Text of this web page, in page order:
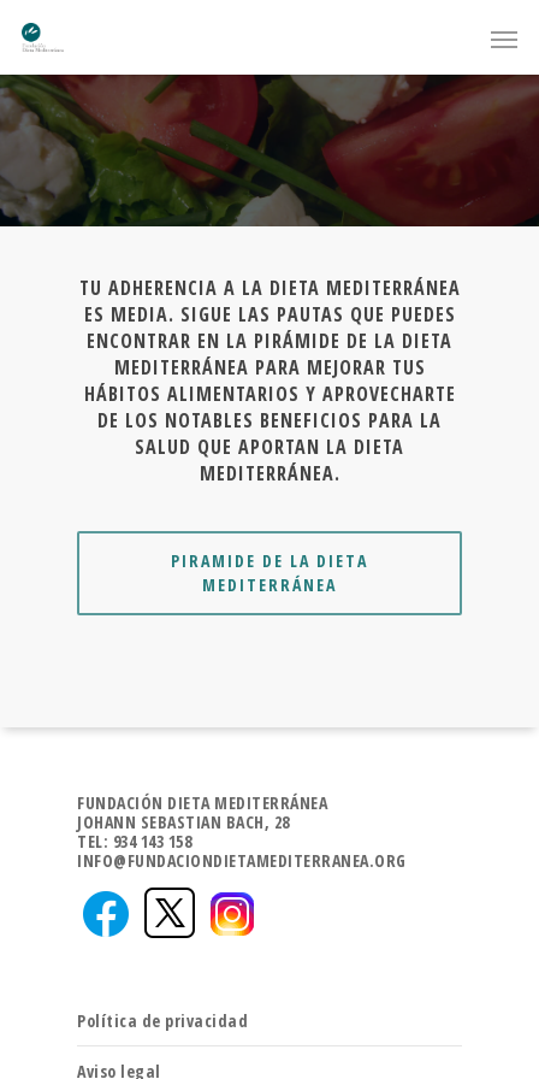
TU ADHERENCIA A LA DIETA MEDITERRÁNEA
ES MEDIA. SIGUE LAS PAUTAS QUE PUEDES
ENCONTRAR EN LA PIRÁMIDE DE LA DIETA
MEDITERRÁNEA PARA MEJORAR TUS
HÁBITOS ALIMENTARIOS Y APROVECHARTE
DE LOS NOTABLES BENEFICIOS PARA LA
SALUD QUE APORTAN LA DIETA
MEDITERRÁNEA.
PIRAMIDE DE LA DIETA
MEDITERRÁNEA
FUNDACIÓN DIETA MEDITERRÁNEA
JOHANN SEBASTIAN BACH, 28
TEL: 934 143 158
INFO@FUNDACIONDIETAMEDITERRANEA.ORG
Política de privacidad
Aviso legal